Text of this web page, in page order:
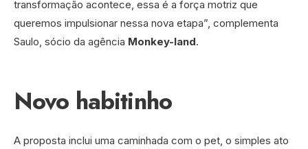
transformação acontece, essa é a força motriz que
queremos impulsionar nessa nova etapa”, complementa
Saulo, sócio da agência Monkey-land.
Novo habitinho
A proposta inclui uma caminhada com o pet, o simples ato